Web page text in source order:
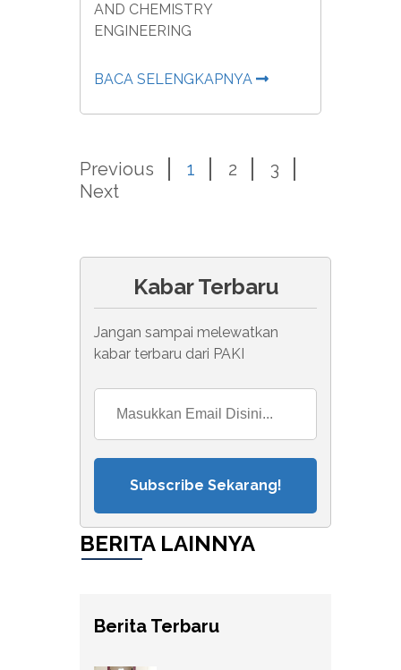
AND CHEMISTRY
ENGINEERING
BACA SELENGKAPNYA
Previous 1 2
3
Next
Kabar Terbaru
Jangan sampai melewatkan
kabar terbaru dari PAKI
Subscribe Sekarang!
BERITA LAINNYA
Berita Terbaru